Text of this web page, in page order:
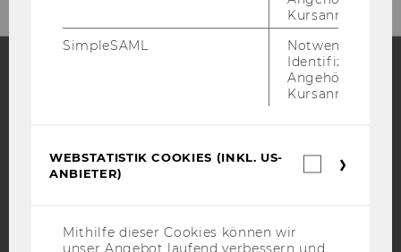
Blog
Bluesky
Kursanmeldung.
SimpleSAML
Notwendig zur
Identifizierung
Angehörige/r für
Kursanmeldung.
WEBSTATISTIK COOKIES (INKL. US-
ANBIETER)
Mithilfe dieser Cookies können wir
unser Angebot laufend verbessern und